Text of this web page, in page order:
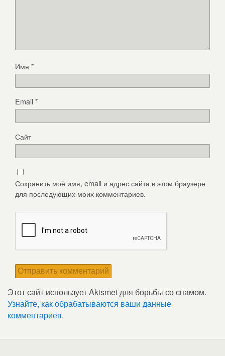
Имя *
Email*
Сайт
Сохранить моё имя, email и адрес сайта в этом браузере
для последующих моих комментариев.
Этот сайт использует Akismet для борьбы со спамом.
Узнайте, как обрабатываются ваши данные
комментариев.